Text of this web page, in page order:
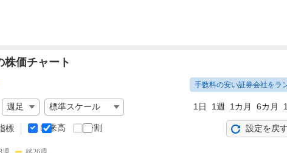
株価チャート
手数料の安い証券会社をラ
1日 1週 1カ月 6カ月
標 出来高 分割 設定を戻す